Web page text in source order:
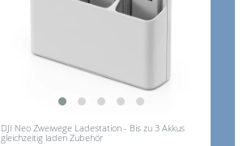
DJI Neo Zweiwege Ladestation - Bis zu 3 Akkus
gleichzeitig laden Zubehör